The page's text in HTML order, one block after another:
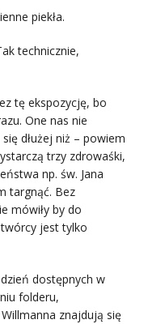
piekła.
technicznie,
tę ekspozycję, bo
One nas nie
dłużej niż – powiem
trzy zdrowaśki,
np. św. Jana
targnąć. Bez
mówiły by do
jest tylko
dostępnych w
folderu,
znajdują się